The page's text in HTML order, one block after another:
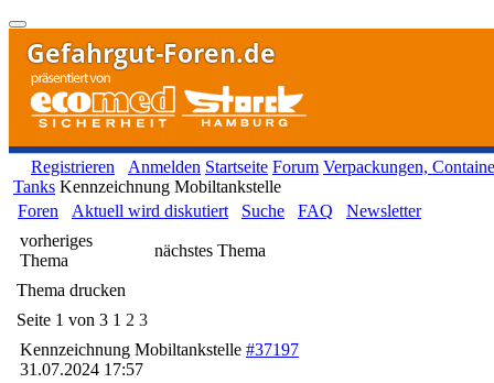
Gefahrgut-Foren.de
Registrieren Anmelden Startseite Forum Verpackungen,
Tanks Kennzeichnung Mobiltankstelle
Foren
Aktuell wird diskutiert Suche FAQ
Newsletter
vorheriges
Thema
nächstes Thema
Thema drucken
Seite 1 von 3 1 2 3
Kennzeichnung Mobiltankstelle #37197
31.07.2024 17:57